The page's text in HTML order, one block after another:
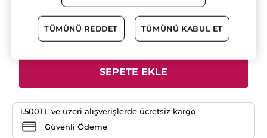
yok:
El
Kremi-
Nemlendirici
Vegan
312.90 TL
Adet
SEPETE EKLE
1.500TL ve üzeri alışverişlerde ücretsiz kargo
Güvenli Ödeme
TÜMÜNÜ REDDET TÜMÜNÜ KABUL ET